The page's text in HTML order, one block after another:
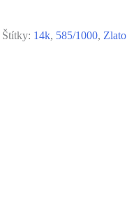
Štítky: 14k, 585/1000, Zlato